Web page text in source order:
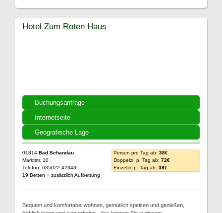
Buchungsanfrage
Internetseite
Geografische Lage
Hotel Zum Roten Haus
01814 Bad Schandau
Marktstr. 10
Telefon: 035022 42343
19 Betten + zusätzlich Aufbettung
Person pro Tag ab: 38€
Doppelzi. p. Tag ab: 72€
Einzelzi. p. Tag ab: 38€
Bequem und komfortabel wohnen, gemütlich speisen und genießen,